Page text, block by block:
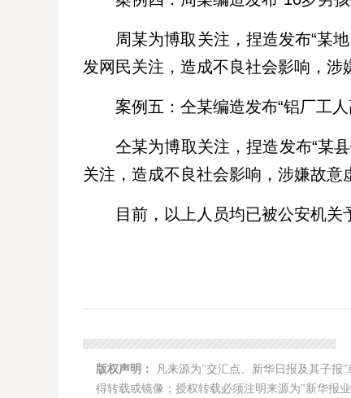
周某为博取关注，捏造发布“某
发网民关注，造成不良社会影响，涉
案例五：仝某编造发布“铝厂工
仝某为博取关注，捏造发布“某
关注，造成不良社会影响，涉嫌故意
目前，以上人员均已被公安机关
版权声明：
凡来源为"交汇点、新华日报及其子报
得转载或镜像；授权转载必须注明来源为"新华报